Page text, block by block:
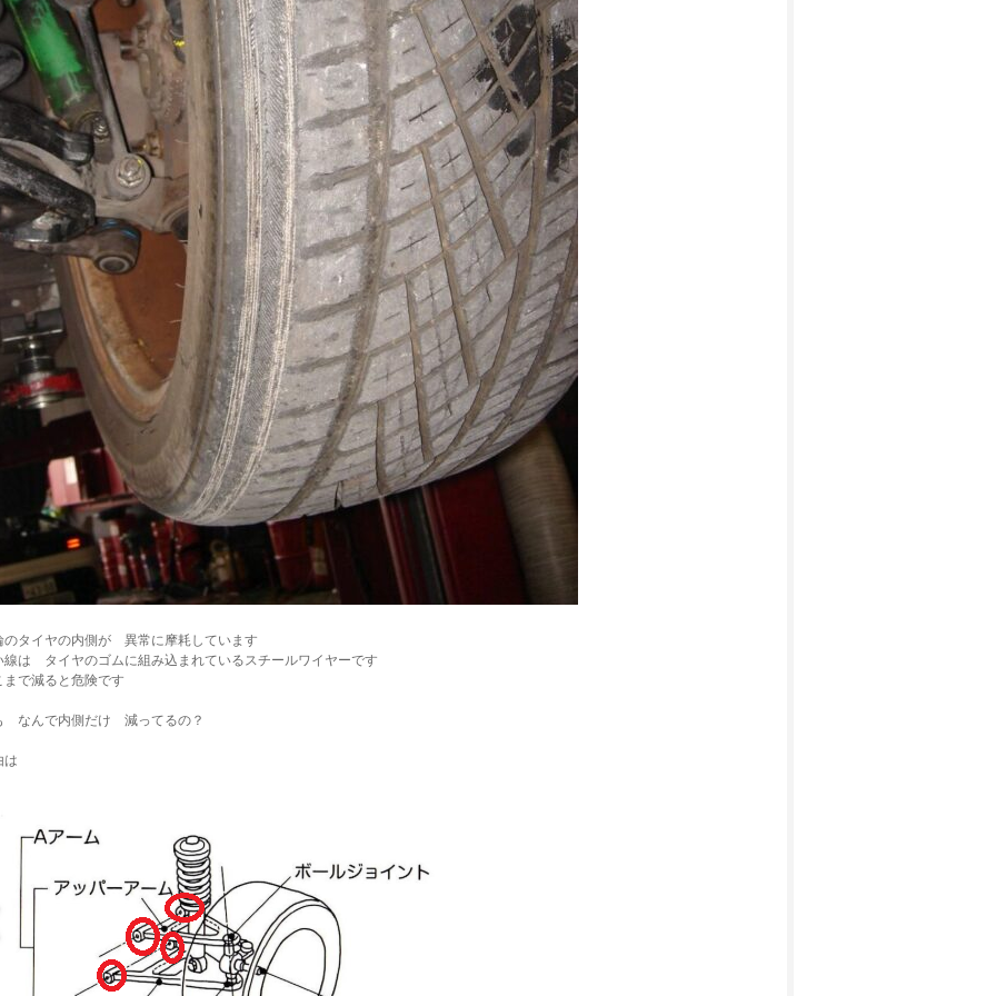
のタイヤの内側が 異常に摩耗しています
線は タイヤのゴムに組み込まれているスチールワイヤーです
まで減ると危険です
なんで内側だけ 減ってるの？
は